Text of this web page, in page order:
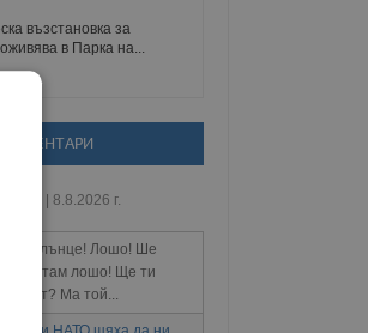
възстановка за
в Парка на...
КОМЕНТАРИ
20:14 | 8.8.2026 г.
ба слънце! Лошо! Ше
а там лошо! Ще ти
Ма той...